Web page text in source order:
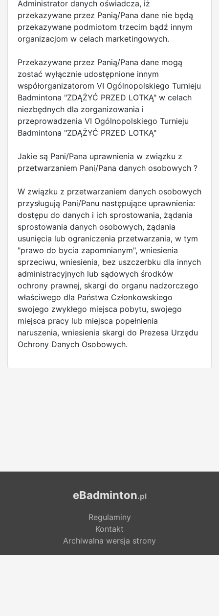
Administrator danych oświadcza, iż
przekazywane przez Panią/Pana dane nie będą
przekazywane podmiotom trzecim bądź innym
organizacjom w celach marketingowych.
Przekazywane przez Panią/Pana dane mogą
zostać wyłącznie udostępnione innym
współorganizatorom VI Ogólnopolskiego Turnieju
Badmintona "ZDĄŻYĆ PRZED LOTKĄ" w celach
niezbędnych dla zorganizowania i
przeprowadzenia VI Ogólnopolskiego Turnieju
Badmintona "ZDĄŻYĆ PRZED LOTKĄ"
Jakie są Pani/Pana uprawnienia w związku z
przetwarzaniem Pani/Pana danych osobowych ?
W związku z przetwarzaniem danych osobowych
przysługują Pani/Panu następujące uprawnienia:
dostępu do danych i ich sprostowania, żądania
sprostowania danych osobowych, żądania
usunięcia lub ograniczenia przetwarzania, w tym
"prawo do bycia zapomnianym", wniesienia
sprzeciwu, wniesienia, bez uszczerbku dla innych
administracyjnych lub sądowych środków
ochrony prawnej, skargi do organu nadzorczego
właściwego dla Państwa Członkowskiego
swojego zwykłego miejsca pobytu, swojego
miejsca pracy lub miejsca popełnienia
naruszenia, wniesienia skargi do Prezesa Urzędu
Ochrony Danych Osobowych.
eBadminton.pl
Regulaminy
Kontakt
Archiwalna wersja strony